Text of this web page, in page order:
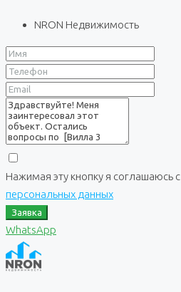
NRON Недвижимость
Нажимая эту кнопку я соглашаюсь с
персональных данных
Заявка
WhatsApp